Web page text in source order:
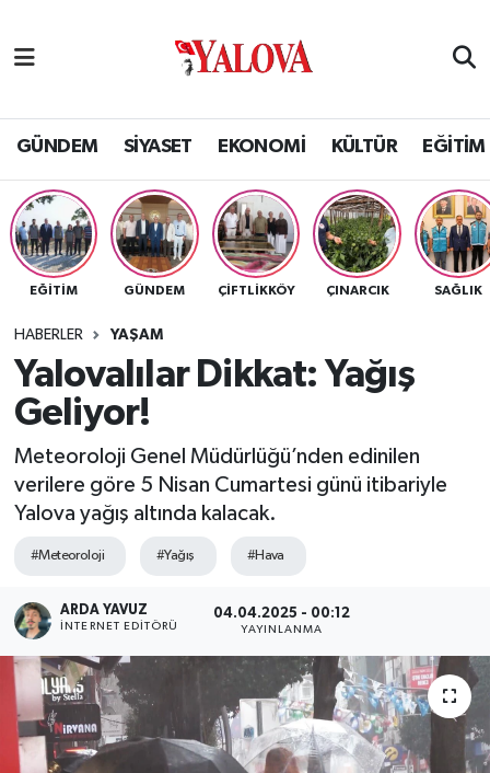
GÜNDEM SİYASET EKONOMİ KÜLTÜR EĞİTİM
EĞİTİM GÜNDEM ÇİFTLİKKÖY ÇINARCIK SAĞLIK
HABERLER YAŞAM
Yalovalılar Dikkat: Yağış
Geliyor!
Meteoroloji Genel Müdürlüğü’nden edinilen
verilere göre 5 Nisan Cumartesi günü itibariyle
Yalova yağış altında kalacak.
#Meteoroloji #Yağış #Hava
ARDA YAVUZ
İNTERNET EDITÖRÜ
04.04.2025 - 00:12
YAYINLANMA
SİYASET
EKONOMİ
KÜLTÜR
BİLİM VE TEKNOLOJİ
ASAYİŞ
SAĞLIK
SPOR
RESMİ İLAN
Yalova Nöbetçi Eczaneler
Yalova Hava Durumu
Yalova Namaz Vakitleri
Yalova Trafik Yoğunluk Haritası
Tüm Manşetler
Son Dakika Haberleri
Haber Arşivi